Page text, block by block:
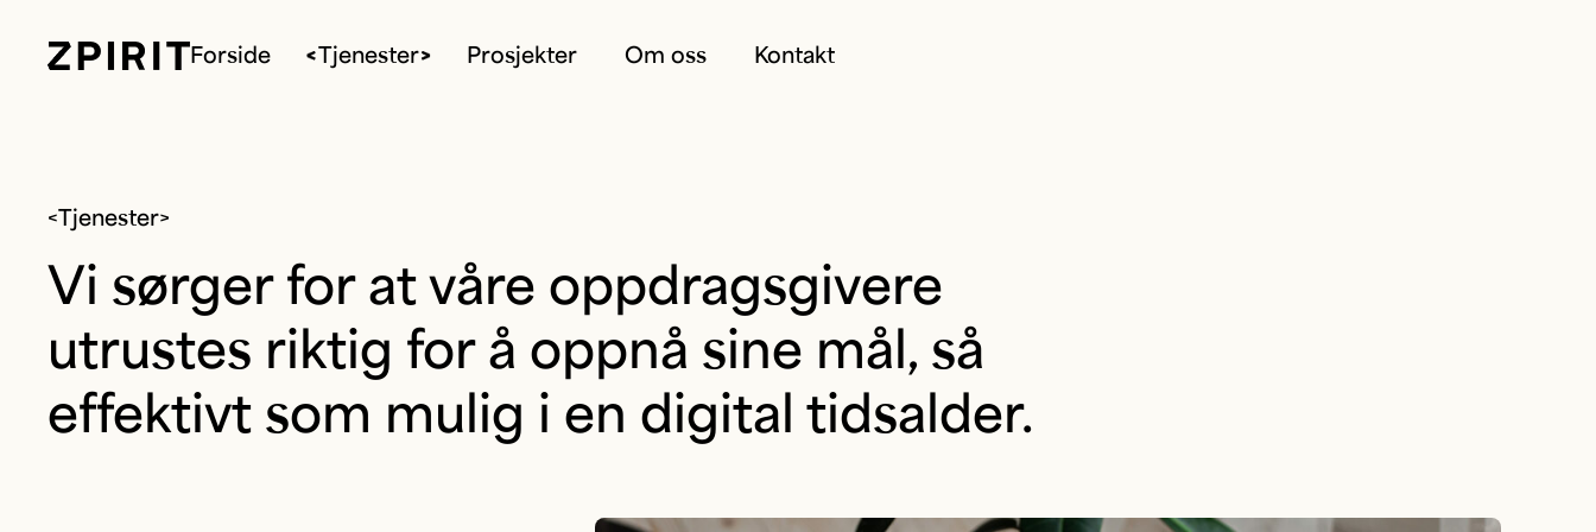
Forside Tjenester Prosjekter Om oss Kontakt
<Tjenester>
Vi sørger for at våre oppdragsgivere
utrustes riktig for å oppnå sine mål, så
effektivt som mulig i en digital tidsalder.